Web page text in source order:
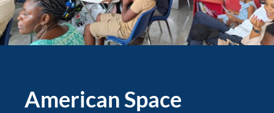
American Space